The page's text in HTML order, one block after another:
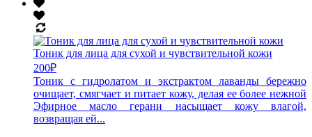
Тоник для лица для сухой и чувствительной кожи
200₽
Тоник с гидролатом и экстрактом лаванды бережно
очищает, смягчает и питает кожу, делая ее более нежной
Эфирное масло герани насыщает кожу влагой,
возвращая ей...